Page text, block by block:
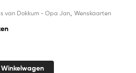
van Dokkum - Opa Jan, Wenskaarten